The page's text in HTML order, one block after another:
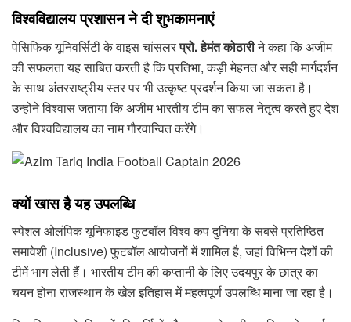
विश्वविद्यालय प्रशासन ने दी शुभकामनाएं
पेसिफिक यूनिवर्सिटी के वाइस चांसलरप्रो. हेमंत कोठारीने कहा कि अजीम
की सफलता यह साबित करती है कि प्रतिभा, कड़ी मेहनत और सही मार्गदर्शन
के साथ अंतरराष्ट्रीय स्तर पर भी उत्कृष्ट प्रदर्शन किया जा सकता है।
उन्होंने विश्वास जताया कि अजीम भारतीय टीम का सफल नेतृत्व करते हुए देश
और विश्वविद्यालय का नाम गौरवान्वित करेंगे।
क्यों खास है यह उपलब्धि
स्पेशल ओलंपिक यूनिफाइड फुटबॉल विश्व कप दुनिया के सबसे प्रतिष्ठित
समावेशी (Inclusive) फुटबॉल आयोजनों में शामिल है, जहां विभिन्न देशों की
टीमें भाग लेती हैं। भारतीय टीम की कप्तानी के लिए उदयपुर के छात्र का
चयन होना राजस्थान के खेल इतिहास में महत्वपूर्ण उपलब्धि माना जा रहा है।